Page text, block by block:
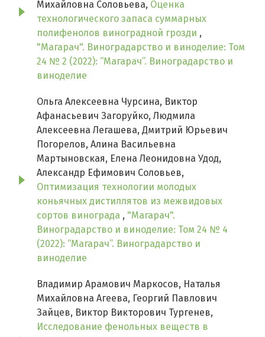
Михайловна Соловьева, Оценка
технологического запаса суммарных
полифенолов виноградной грозди ,
"Магарач". Виноградарство и виноделие: Том
24 № 2 (2022): “Магарач”. Виноградарство и
виноделие
Ольга Алексеевна Чурсина, Виктор
Афанасьевич Загоруйко, Людмила
Алексеевна Легашева, Дмитрий Юрьевич
Погорелов, Алина Васильевна
Мартыновская, Елена Леонидовна Удод,
Александр Ефимович Соловьев,
Оптимизация технологии молодых
коньячных дистиллятов из межвидовых
сортов винограда , "Магарач".
Виноградарство и виноделие: Том 24 № 4
(2022): “Магарач”. Виноградарство и
виноделие
Владимир Арамович Маркосов, Наталья
Михайловна Агеева, Георгий Павлович
Зайцев, Виктор Викторович Тургенев,
Исследование фенольных веществ в